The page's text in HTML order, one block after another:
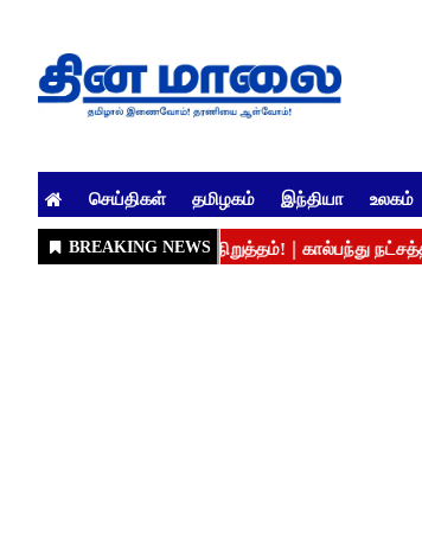
செய்திகள் தமிழகம் இந்தியா உலகம்